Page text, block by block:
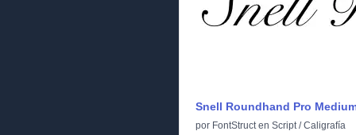
Snell Roundhand Pro
por FontStructen Script/Caligrafía